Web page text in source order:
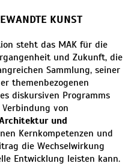
KUNST
steht das MAK für die
und Zukunft, die
Sammlung, seiner
themenbezogenen
diskursiven Programms
von
und
Kernkompetenzen und
die Wechselwirkung
Entwicklung leisten kann.